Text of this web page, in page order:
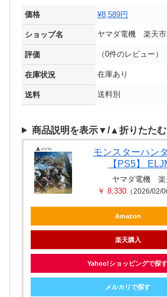
価格 ¥8,589円
ショップ名 ヤマダ電機 楽天
評価 （0件のレビュー）
在庫状況 在庫あり
送料 送料別
商品説明を表示▼/▲折りたたむ
モンスターハン
【PS5】
ヤマダ電機 楽
￥ 8,330 （2026/02/
Amazon
楽天購入
Yahoo!ショッピングで探す
メルカリで探す